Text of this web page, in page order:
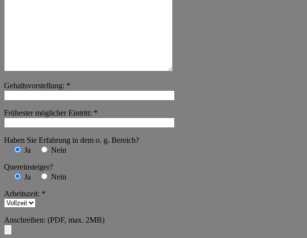
Gehaltsvorstellung: *
Frühester möglicher Eintritt: *
Haben Sie Erfahrung in dem o. g. Bereich?
Ja
Nein
Quereinsteiger?
Ja
Nein
Arbeitszeit: *
Anschreiben: (PDF, max. 2MB)